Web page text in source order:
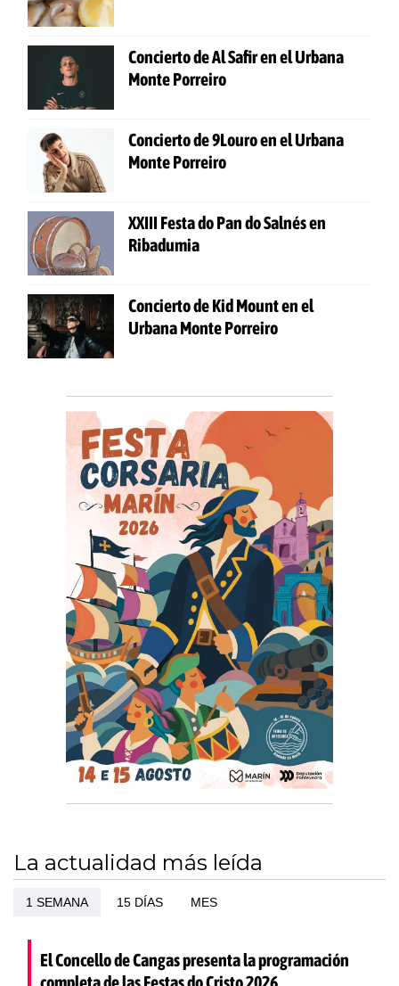
Concierto de Al Safir en el Urbana
Monte Porreiro
Concierto de 9Louro en el Urbana
Monte Porreiro
XXIII Festa do Pan do Salnés en
Ribadumia
Concierto de Kid Mount en el
Urbana Monte Porreiro
La actualidad más leída
1 SEMANA 15 DÍAS MES
El Concello de Cangas presenta la programación